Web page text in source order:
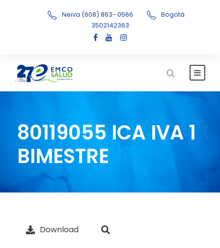
Neiva (608) 863- 0566
Bogotá
3502142363
80119055 ICA IVA 1
BIMESTRE
Download